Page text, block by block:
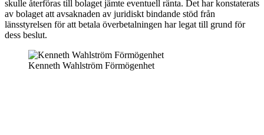
skulle återföras till bolaget jämte eventuell ränta. Det har konstaterats
av bolaget att avsaknaden av juridiskt bindande stöd från
länsstyrelsen för att betala överbetalningen har legat till grund för
dess beslut.
Kenneth Wahlström Förmögenhet